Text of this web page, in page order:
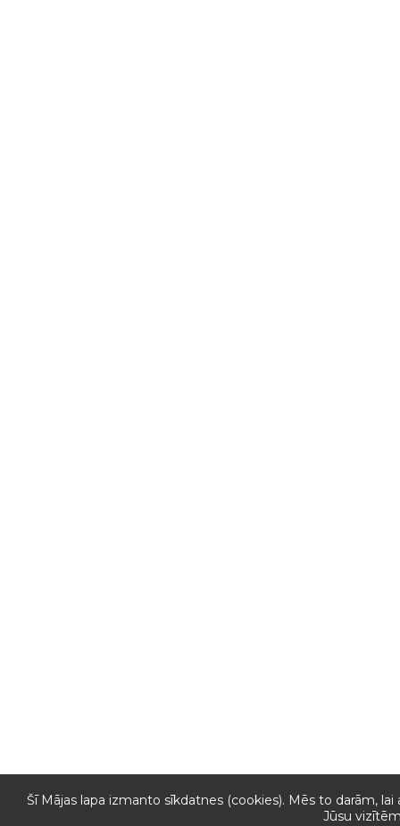
Šī Mājas lapa izmanto sīkdatnes (cookies). Mēs to darām,
Jūsu